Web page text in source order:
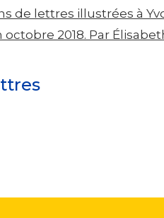
de lettres illustrées à
2018. Par